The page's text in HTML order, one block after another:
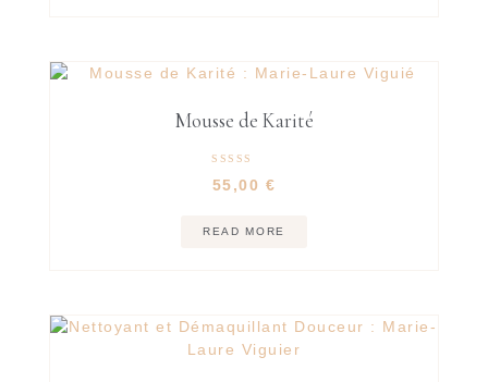
Mousse de Karité
5.00
out of 5
55,00 €
READ MORE